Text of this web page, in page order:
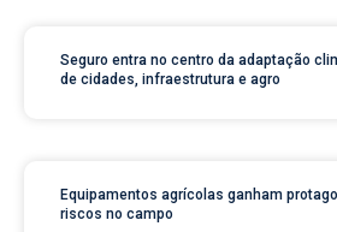
Seguro entra no centro da adaptação
de cidades, infraestrutura e agro
Equipamentos agrícolas ganham
riscos no campo